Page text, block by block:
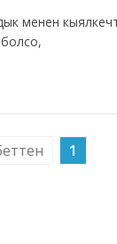
менен
1